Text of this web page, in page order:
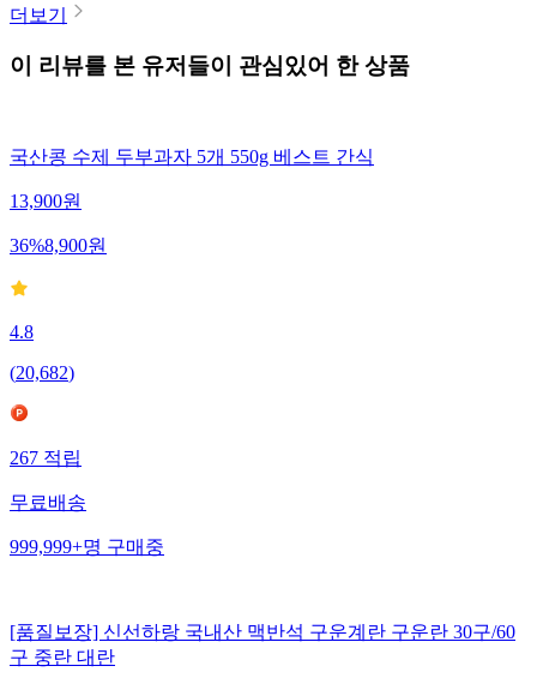
더보기
이 리뷰를 본 유저들이 관심있어 한 상품
국산콩 수제 두부과자 5개 550g 베스트 간식
13,900원
36%8,900원
4.8
(20,682)
267 적립
무료배송
999,999+명 구매중
[품질보장] 신선하랑 국내산 맥반석 구운계란 구운란 30구/60
구 중란 대란